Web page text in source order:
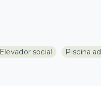
Elevador social Piscina